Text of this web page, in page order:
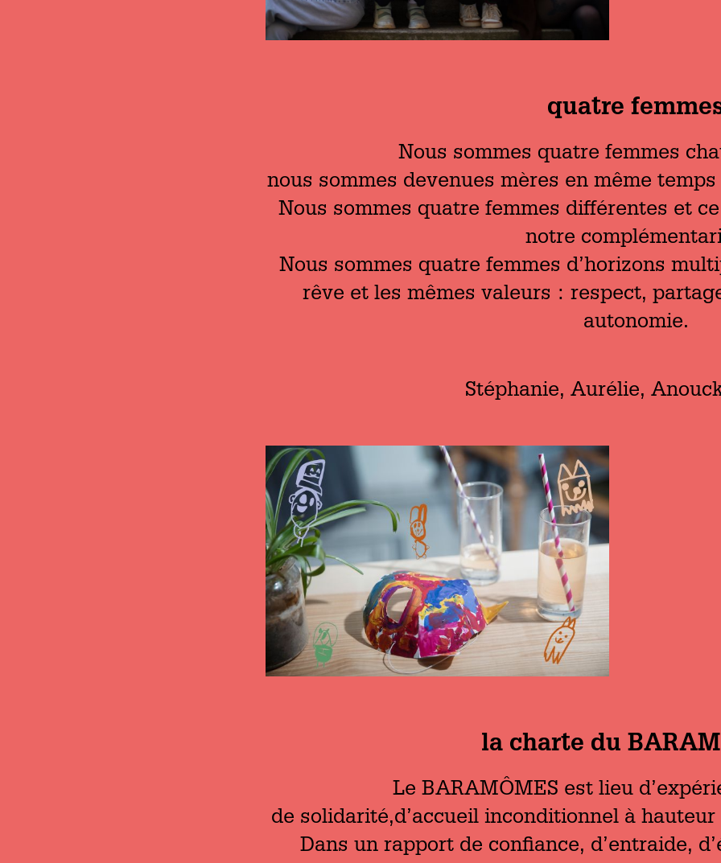
quatre
Nous sommes quatre femmes
nous sommes devenues mères en même
Nous sommes quatre femmes différentes et
notre
Nous sommes quatre femmes d’horizons
rêve et les mêmes valeurs : respect,
autonomie.
Stéphanie, Aurélie,
la charte du
Le BARAMÔMES est lieu
de solidarité,d’accueil inconditionnel à
Dans un rapport de confiance, d’entraide,